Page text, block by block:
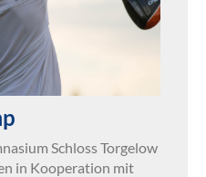
Schloss Torgelow
in Kooperation mit